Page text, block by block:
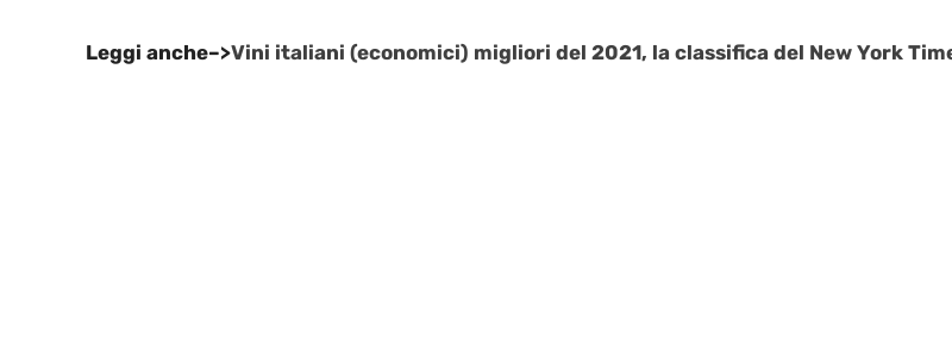
Leggi anche–>Vini italiani (economici) migliori del 2021, la classifica del New York